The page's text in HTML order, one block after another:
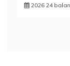
2026 24